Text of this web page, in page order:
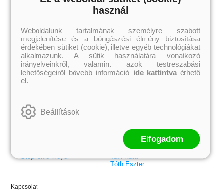
Külföldiek
Brigid Kemmerer
Cassandra Clare
Colleen Hoover
Elle Kennedy
Erin Watt
Holly Webb
Jeff Kinney
Leigh Bardugo
Maggie Stiefvater
Penelope Ward
Stephenie Meyer
Magyarok
Ashley Carrigan
Benina
Bessenyei Gábor
Bodor Attila
Böszörményi Gyula
Cselenyák Imre
Rácz-Stefán Tibor
Róbert Katalin
Spirit Bliss
Szélesi Sándor
Tavi Kata
Tóth Eszter
Kapcsolat
használ
Weboldalunk tartalmának személyre szabott
megjelenítése és a böngészési élmény biztosítása
érdekében sütiket (cookie), illetve egyéb technológiákat
alkalmazunk. A sütik használatára vonatkozó
irányelveinkről, valamint azok testreszabási
lehetőségeiről bővebb információ ide kattintvaérhető
el.
Beállítások
Elfogadom